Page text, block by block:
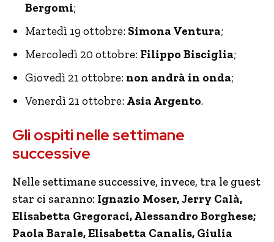
Bergomi;
Martedì 19 ottobre: Simona Ventura;
Mercoledì 20 ottobre: Filippo Bisciglia;
Giovedì 21 ottobre: non andrà in onda;
Venerdì 21 ottobre: Asia Argento.
Gli ospiti nelle settimane
successive
Nelle settimane successive, invece, tra le guest
star ci saranno: Ignazio Moser, Jerry Calà,
Elisabetta Gregoraci, Alessandro Borghese;
Paola Barale, Elisabetta Canalis, Giulia